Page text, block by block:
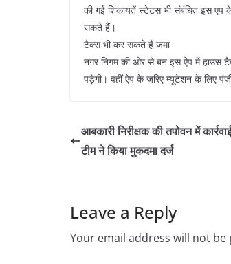
की गई शिकायतें स्टेटस भी संबंधित इस एप
सकते हैं।
टैक्स भी कर सकते हैं जमा
नगर निगम की ओर से बन इस ऐप में हाउस
पड़ेगी। वहीं ऐप के जरिए म्यूटेशन के लिए
आबकारी निरीक्षक की तपोवन में
टीम ने किया मुकदमा दर्ज
Leave a Reply
Your email address will not be